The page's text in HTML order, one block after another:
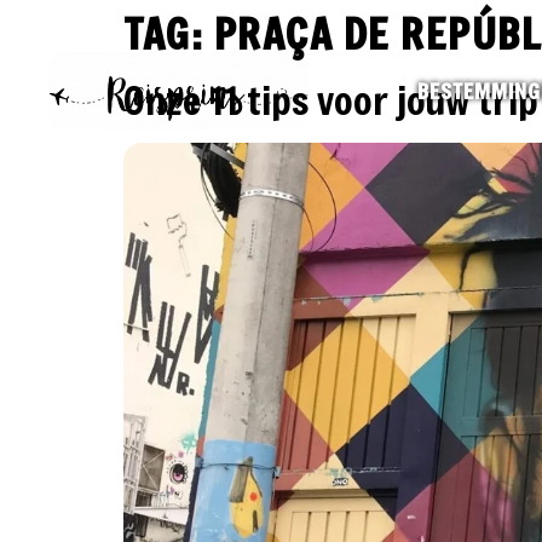
TAG: PRAÇA DE
Onze 11 tips voor jouw